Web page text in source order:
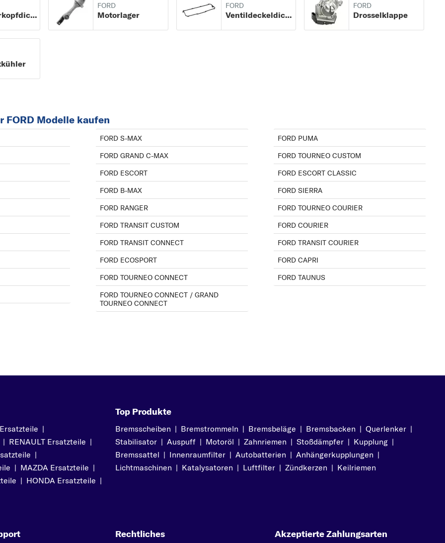
Zylinderkopfdichtung
FORD
Motorlager
FORD
Ventildeckeldichtung
FORD
Drosselklappe
Modelle kaufen
FORD S-MAX
FORD GRAND C-MAX
FORD ESCORT
FORD B-MAX
FORD RANGER
FORD TRANSIT CUSTOM
FORD TRANSIT CONNECT
FORD ECOSPORT
FORD TOURNEO CONNECT
FORD TOURNEO CONNECT / GRAND
TOURNEO CONNECT
FORD PUMA
FORD TOURNEO CUSTOM
FORD ESCORT CLASSIC
FORD SIERRA
FORD TOURNEO COURIER
FORD COURIER
FORD TRANSIT COURIER
FORD CAPRI
FORD TAUNUS
|
| RENAULT Ersatzteile |
|
| MAZDA Ersatzteile |
| HONDA Ersatzteile |
Top Produkte
Bremsscheiben | Bremstrommeln | Bremsbeläge | Bremsbacken | Querlenker |
Stabilisator | Auspuff | Motoröl | Zahnriemen | Stoßdämpfer | Kupplung |
Bremssattel | Innenraumfilter | Autobatterien | Anhängerkupplungen |
Lichtmaschinen | Katalysatoren | Luftfilter | Zündkerzen | Keilriemen
Rechtliches Akzeptierte Zahlungsarten